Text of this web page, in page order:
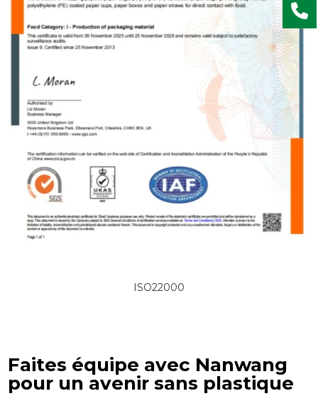
ISO22000
Faites équipe avec Nanwang
pour un avenir sans plastique